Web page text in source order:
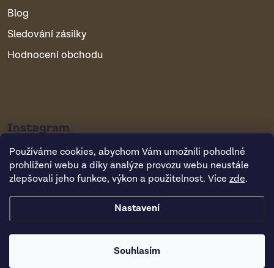
Používáme cookies, abychom Vám umožnili pohodlné
prohlížení webu a díky analýze provozu webu neustále
zlepšovali jeho funkce, výkon a použitelnost. Více zde.
Nastavení
Souhlasím
Blog
Sledování zásilky
Hodnocení obchodu
Instagram
Copyright 2026Vsepropejska.cz. Všechna práva vyhrazena.